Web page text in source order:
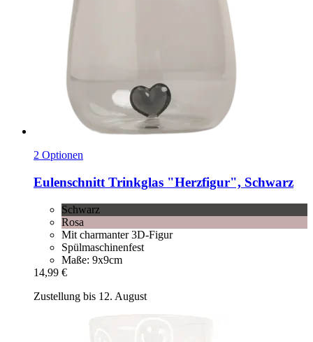
2 Optionen
Eulenschnitt Trinkglas "Herzfigur", Schwarz
Schwarz
Rosa
Mit charmanter 3D-Figur
Spülmaschinenfest
Maße: 9x9cm
14,99 €
Zustellung bis 12. August